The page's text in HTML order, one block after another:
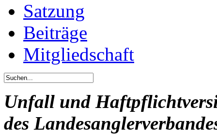
Satzung
Beiträge
Mitgliedschaft
Unfall und
des